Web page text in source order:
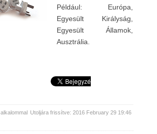
Például: Európa,
Egyesült Királyság,
Egyesült Államok,
Ausztrália.
alkalommal Utoljára frissítve: 2016 February 29 19:46